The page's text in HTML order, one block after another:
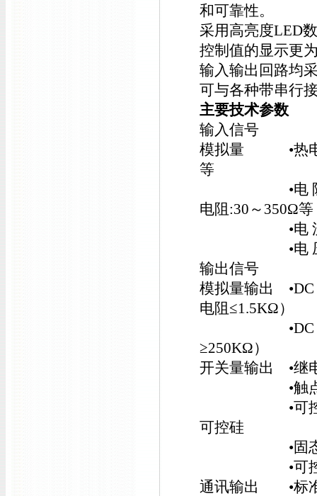
和可靠性。
采用高亮度LED
控制值的显示更
输入输出回路均
可与各种带串行
主要技术参数
输入信号
模拟量 •热电偶
等
•电 阻：标
电阻:30～350Ω等
•电 流：0～
•电 压：0～
输出信号
模拟量输出 •DC
电阻≤1.5KΩ）
•DC 1～5V
≥250KΩ）
开关量输出 •继
•触点容量（
•可控硅过零
可控硅
•固态继电器
•可控硅过
通讯输出 •标